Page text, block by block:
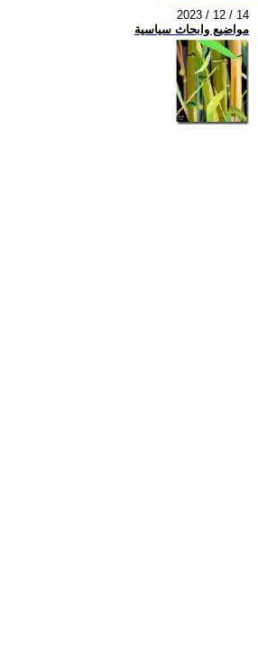
2023 / 12 / 14
مواضيع وابحاث سياسية